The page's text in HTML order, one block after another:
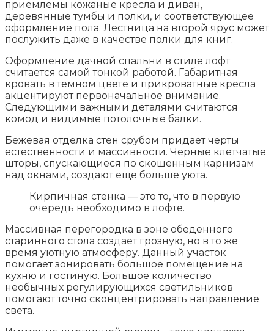
приемлемы кожаные кресла и диван,
деревянные тумбы и полки, и соответствующее
оформление пола. Лестница на второй ярус может
послужить даже в качестве полки для книг.
Оформление дачной спальни в стиле лофт
считается самой тонкой работой. Габаритная
кровать в темном цвете и прикроватные кресла
акцентируют первоначальное внимание.
Следующими важными деталями считаются
комод и видимые потолочные балки.
Бежевая отделка стен срубом придает черты
естественности и массивности. Черные клетчатые
шторы, спускающиеся по скошенным карнизам
над окнами, создают еще больше уюта.
Кирпичная стенка — это то, что в первую
очередь необходимо в лофте.
Массивная перегородка в зоне обеденного
старинного стола создает грозную, но в то же
время уютную атмосферу. Данный участок
помогает зонировать большое помещение на
кухню и гостиную. Большое количество
необычных регулирующихся светильников
помогают точно сконцентрировать направление
света.